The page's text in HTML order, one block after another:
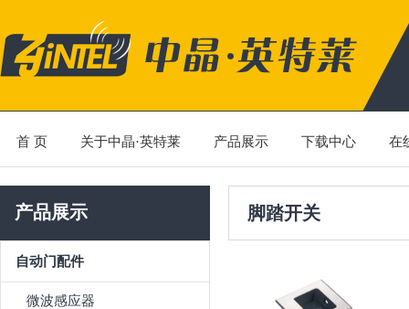
首 页 关于中晶·英特莱 产品展示 下载中心 在
产品展示
自动门配件
微波感应器
脚踏开关